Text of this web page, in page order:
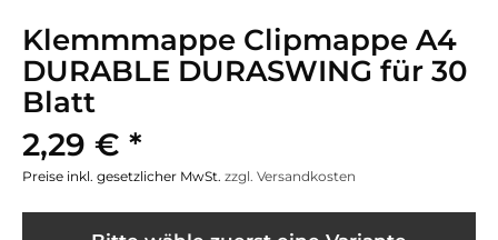
Klemmmappe Clipmappe A4
DURABLE DURASWING für 30
Blatt
2,29 € *
Preise inkl. gesetzlicher MwSt. zzgl. Versandkosten